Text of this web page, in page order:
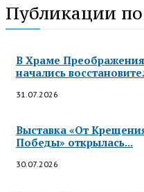
Публикации
В Храме
начались
31.07.2026
Выставка «От
Победы» открылась...
30.07.2026